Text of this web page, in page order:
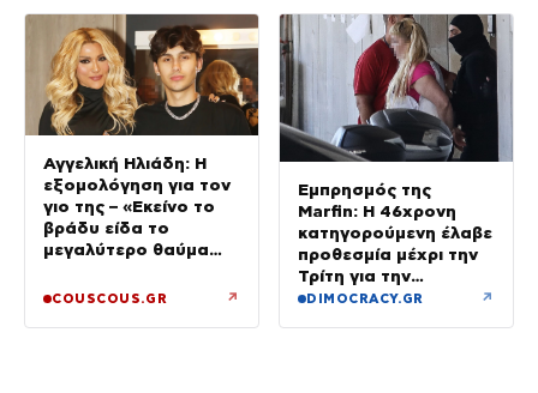
Αγγελική Ηλιάδη: Η
εξομολόγηση για τον
γιο της – «Εκείνο το
βράδυ είδα το
μεγαλύτερο θαύμα
COUSCOUS.GR ↗
Εμπρησμός της
Marfin: Η 46χρονη
κατηγορούμενη έλαβε
προθεσμία μέχρι την
Τρίτη για την
απολογία της
DIMOCRACY.GR ↗